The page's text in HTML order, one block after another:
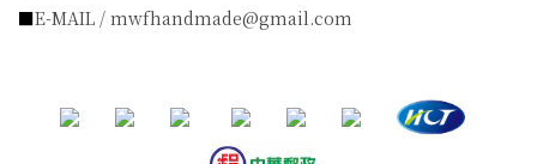
■E-MAIL / mwfhandmade@gmail.com